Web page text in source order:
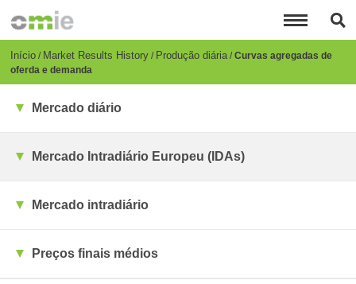
para
conteúdo
principal
Breadcrumb
Início Market Results History Produção diária Curvas agregadas de
oferda e demanda
Mercado diário
Mercado Intradiário Europeu (IDAs)
Mercado intradiário
Preços finais médios